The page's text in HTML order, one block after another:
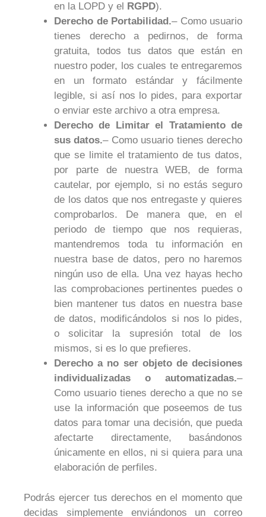
en la LOPD y el RGPD).
Derecho de Portabilidad.– Como usuario
tienes derecho a pedirnos, de forma
gratuita, todos tus datos que están en
nuestro poder, los cuales te entregaremos
en un formato estándar y fácilmente
legible, si así nos lo pides, para exportar
o enviar este archivo a otra empresa.
Derecho de Limitar el Tratamiento de
sus datos.– Como usuario tienes derecho
que se limite el tratamiento de tus datos,
por parte de nuestra WEB, de forma
cautelar, por ejemplo, si no estás seguro
de los datos que nos entregaste y quieres
comprobarlos. De manera que, en el
periodo de tiempo que nos requieras,
mantendremos toda tu información en
nuestra base de datos, pero no haremos
ningún uso de ella. Una vez hayas hecho
las comprobaciones pertinentes puedes o
bien mantener tus datos en nuestra base
de datos, modificándolos si nos lo pides,
o solicitar la supresión total de los
mismos, si es lo que prefieres.
Derecho a no ser objeto de decisiones
individualizadas o automatizadas.–
Como usuario tienes derecho a que no se
use la información que poseemos de tus
datos para tomar una decisión, que pueda
afectarte directamente, basándonos
únicamente en ellos, ni si quiera para una
elaboración de perfiles.
Podrás ejercer tus derechos en el momento que
decidas simplemente enviándonos un correo